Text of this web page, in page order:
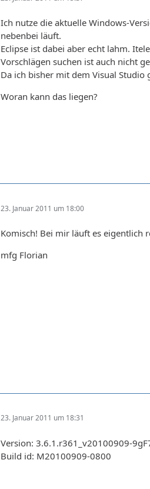
Ich nutze die aktuelle Windows-
nebenbei läuft.
Eclipse ist dabei aber echt lahm.
Vorschlägen suchen ist auch nicht
Da ich bisher mit dem Visual Studio
Woran kann das liegen?
23. Januar 2011 um 18:00
Komisch! Bei mir läuft es eigentlich
mfg Florian
23. Januar 2011 um 18:31
Version: 3.6.1.r361_v20100909-
Build id: M20100909-0800